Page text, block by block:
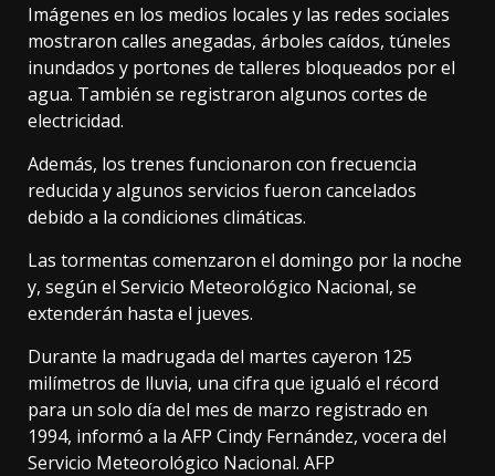
Imágenes en los medios locales y las redes sociales
mostraron calles anegadas, árboles caídos, túneles
inundados y portones de talleres bloqueados por el
agua. También se registraron algunos cortes de
electricidad.
Además, los trenes funcionaron con frecuencia
reducida y algunos servicios fueron cancelados
debido a la condiciones climáticas.
Las tormentas comenzaron el domingo por la noche
y, según el Servicio Meteorológico Nacional, se
extenderán hasta el jueves.
Durante la madrugada del martes cayeron 125
milímetros de lluvia, una cifra que igualó el récord
para un solo día del mes de marzo registrado en
1994, informó a la AFP Cindy Fernández, vocera del
Servicio Meteorológico Nacional. AFP